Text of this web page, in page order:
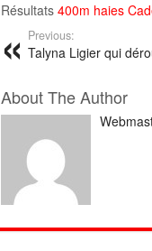
Résultats 400m haies
Previous:
Talyna Ligier qui
About The Author